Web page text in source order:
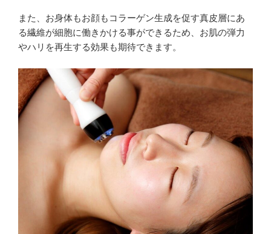
また、お身体もお顔もコラーゲン生成を促す真皮層にあ
る繊維が細胞に働きかける事ができるため、お肌の弾力
やハリを再生する効果も期待できます。